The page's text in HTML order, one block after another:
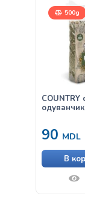
500g
COUNTRY
90 MDL
В